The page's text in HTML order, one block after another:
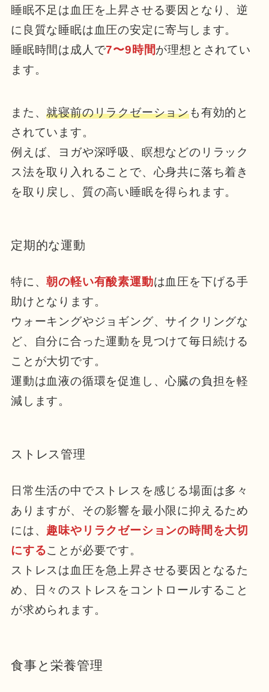
睡眠不足は血圧を上昇させる要因となり、逆
に良質な睡眠は血圧の安定に寄与します。
睡眠時間は成人で7〜9時間が理想とされてい
ます。
また、就寝前のリラクゼーションも有効的と
されています。
例えば、ヨガや深呼吸、瞑想などのリラック
ス法を取り入れることで、心身共に落ち着き
を取り戻し、質の高い睡眠を得られます。
定期的な運動
特に、朝の軽い有酸素運動は血圧を下げる手
助けとなります。
ウォーキングやジョギング、サイクリングな
ど、自分に合った運動を見つけて毎日続ける
ことが大切です。
運動は血液の循環を促進し、心臓の負担を軽
減します。
ストレス管理
日常生活の中でストレスを感じる場面は多々
ありますが、その影響を最小限に抑えるため
には、 趣味やリラクゼーションの時間を大切
にすることが必要です。
ストレスは血圧を急上昇させる要因となるた
め、日々のストレスをコントロールすること
が求められます。
食事と栄養管理